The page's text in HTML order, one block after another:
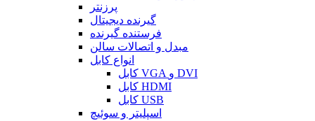
پرزنتر
گیرنده دیجیتال
فرستنده گیرنده
مبدل و اتصالات سالن
انواع کابل
کابل VGA و DVI
کابل HDMI
کابل USB
اسپلیتر و سوئیچ